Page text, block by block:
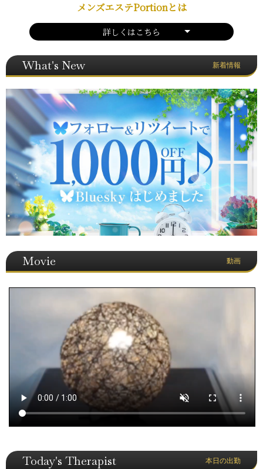
メンズエステPortionとは
詳しくはこちら
What's New 新着情報
Movie 動画
Today's Therapist 本日の出勤